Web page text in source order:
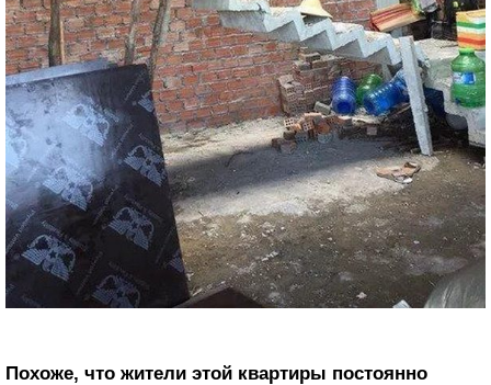
Похоже, что жители этой квартиры постоянно